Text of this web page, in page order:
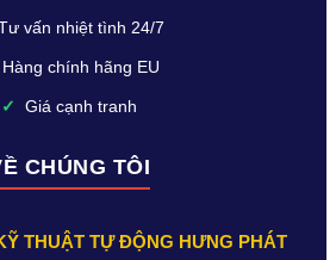
vấn nhiệt tình 24/7
Hàng chính hãng EU
✓ Giá cạnh tranh
CHÚNG TÔI
THUẬT TỰ ĐỘNG HƯNG PHÁT